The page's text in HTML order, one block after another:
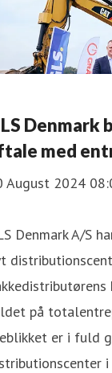
Denmark
med
August 2024
Denmark A/S
på
er i fuld
i